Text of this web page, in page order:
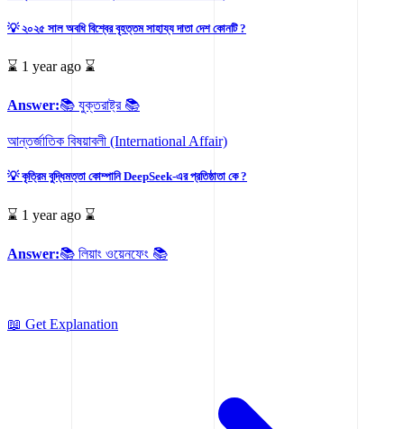
💡 ২০২৫ সাল অবধি বিশ্বের বৃহত্তম সাহায্য দাতা দেশ কোনটি ?
⌛ 1 year ago ⌛
Answer:📚 যুক্তরাষ্ট্র 📚
আন্তর্জাতিক বিষয়াবলী (International Affair)
💡 কৃত্রিম বুদ্ধিমত্তা কোম্পানি DeepSeek-এর প্রতিষ্ঠাতা কে ?
⌛ 1 year ago ⌛
Answer:📚 লিয়াং ওয়েনফেং 📚
📖 Get Explanation